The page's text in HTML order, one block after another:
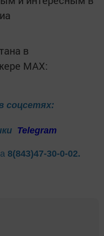
в
MАХ:
соцсетях:
Telegram
8(843)47-30-0-02.